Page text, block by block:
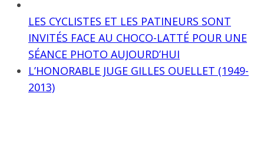
LES CYCLISTES ET LES PATINEURS SONT
INVITÉS FACE AU CHOCO-LATTÉ POUR UNE
SÉANCE PHOTO AUJOURD’HUI
L’HONORABLE JUGE GILLES OUELLET (1949-
2013)